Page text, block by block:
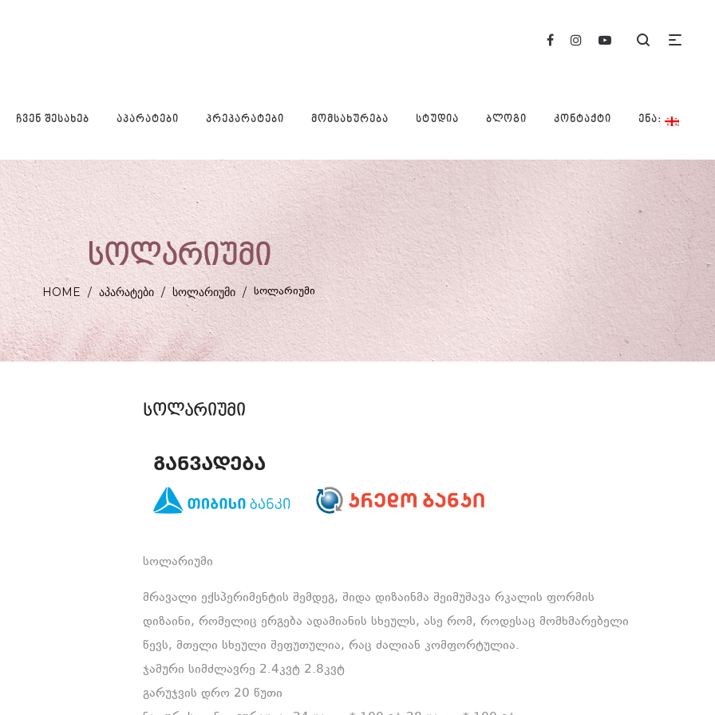
ᲩᲕᲔᲜ ᲨᲔᲡᲐᲮᲔᲑ ᲐᲞᲐᲠᲐᲢᲔᲑᲘ ᲞᲠᲔᲞᲐᲠᲐᲢᲔᲑᲘ ᲛᲝᲛᲡᲐᲮᲣᲠᲔᲑᲐ ᲡᲢᲣᲓᲘᲐ ᲑᲚᲝᲒᲘ ᲙᲝᲜᲢᲐᲥᲢᲘ ᲔᲜᲐ:
სოლარიუმი
HOME / ᲐᲞᲐᲠᲐᲢᲔᲑᲘ / ᲡᲝᲚᲐᲠᲘᲣᲛᲘ / ᲡᲝᲚᲐᲠᲘᲣᲛᲘ
სოლარიუმი
სოლარიუმი
მრავალი ექსპერიმენტის შემდეგ, შიდა დიზაინმა შეიმუშავა რკალის ფორმის
დიზაინი, რომელიც ერგება ადამიანის სხეულს, ასე რომ, როდესაც მომხმარებელი
წევს, მთელი სხეული შეფუთულია, რაც ძალიან კომფორტულია.
ჯამური სიმძლავრე 2.4კვტ 2.8კვტ
გარუჯვის დრო 20 წუთი